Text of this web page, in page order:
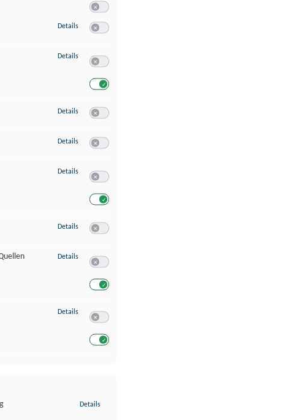
Details zu Speichern von oder Zugriff auf Informationen auf einem Endgerät
Details zu Verwendung reduzierter Daten zur Auswahl von Werbeanzeigen
Details zu Erstellung von Profilen für personalisierte Werbung
Details zu Verwendung von Profilen zur Auswahl personalisierter Werbung
Details zu Messung der Werbeleistung
Details zu Messung der Performance von Inhalten
Details zu Analyse von Zielgruppen durch Statistiken oder Kombinationen von
Details zu Entwicklung und Verbesserung der Angebote
Details